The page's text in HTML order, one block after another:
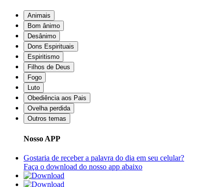
Animais
Bom ânimo
Desânimo
Dons Espirituais
Espiritismo
Filhos de Deus
Fogo
Luto
Obediência aos Pais
Ovelha perdida
Outros temas
Nosso APP
Gostaria de receber a palavra do dia em seu celular?
Faça o download do nosso app abaixo